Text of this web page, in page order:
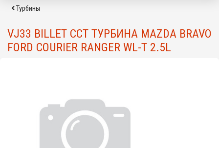
Турбины
VJ33 BILLET CCT ТУРБИНА MAZDA BRAVO
FORD COURIER RANGER WL-T 2.5L